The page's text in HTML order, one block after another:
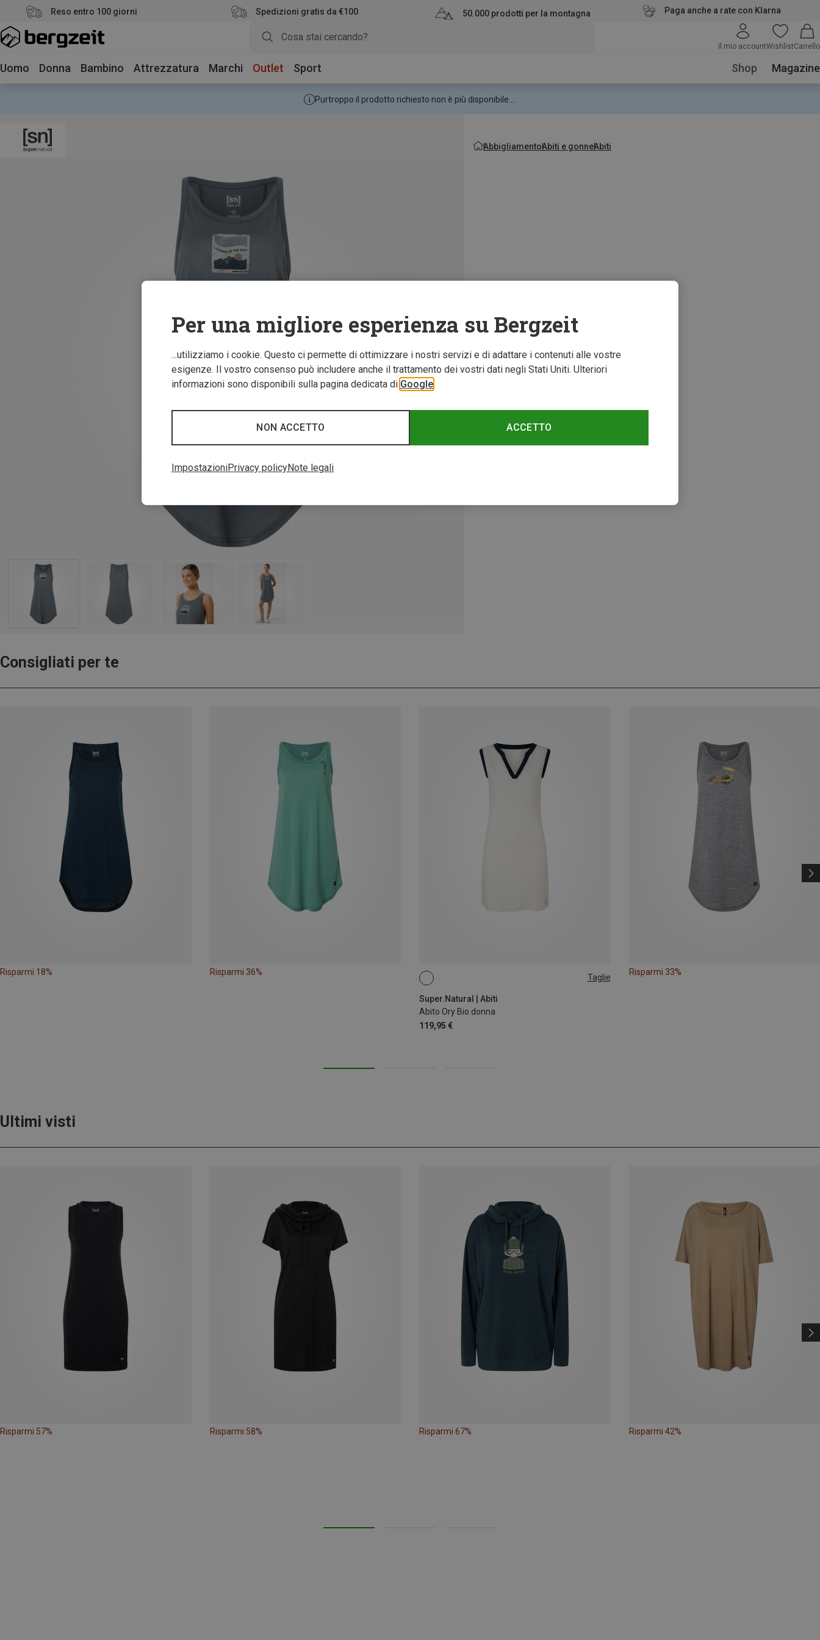
Reso entro 100 giorni Spedizioni gratis da €100 50.000 prodotti per la montagna Paga anche a rate con Klarna
Il mio accountWishlistCarrello
Uomo Donna Bambino Attrezzatura Marchi Outlet Sport Shop Magazine
Purtroppo il prodotto richiesto non è più disponibile....
AbbigliamentoAbiti e gonneAbiti
Consigliati per te
Risparmi 18% Risparmi 36%
Taglie
Super.Natural | Abiti
Abito Ory Bio donna
119,95 €
XS
Risparmi 33%
Ultimi visti
Risparmi 57% Risparmi 58% Risparmi 67% Risparmi 42%
Per una migliore esperienza su Bergzeit
...utilizziamo i cookie. Questo ci permette di ottimizzare i nostri servizi e di adattare i contenuti alle vostre
esigenze. Il vostro consenso può includere anche il trattamento dei vostri dati negli Stati Uniti. Ulteriori
informazioni sono disponibili sulla pagina dedicata di Google
ACCETTO
NON ACCETTO
ImpostazioniPrivacy policyNote legali